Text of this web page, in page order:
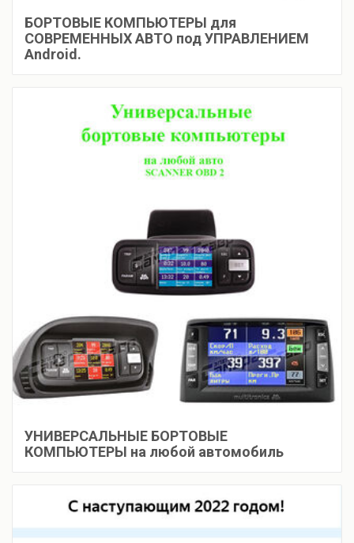
БОРТОВЫЕ КОМПЬЮТЕРЫ для
СОВРЕМЕННЫХ АВТО под УПРАВЛЕНИЕМ
Android.
УНИВЕРСАЛЬНЫЕ БОРТОВЫЕ
КОМПЬЮТЕРЫ на любой автомобиль